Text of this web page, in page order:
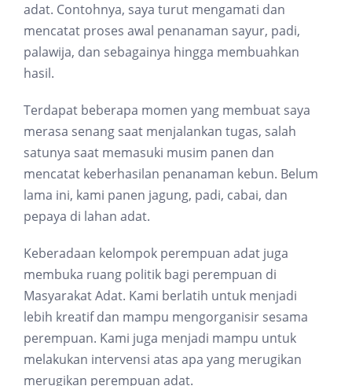
adat. Contohnya, saya turut mengamati dan
mencatat proses awal penanaman sayur, padi,
palawija, dan sebagainya hingga membuahkan
hasil.
Terdapat beberapa momen yang membuat saya
merasa senang saat menjalankan tugas, salah
satunya saat memasuki musim panen dan
mencatat keberhasilan penanaman kebun. Belum
lama ini, kami panen jagung, padi, cabai, dan
pepaya di lahan adat.
Keberadaan kelompok perempuan adat juga
membuka ruang politik bagi perempuan di
Masyarakat Adat. Kami berlatih untuk menjadi
lebih kreatif dan mampu mengorganisir sesama
perempuan. Kami juga menjadi mampu untuk
melakukan intervensi atas apa yang merugikan
merugikan perempuan adat.